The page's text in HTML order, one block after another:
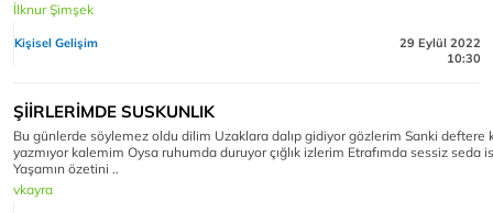
İlknur Şimşek
Kişisel Gelişim
29 Eylül 2022
10:30
ŞİİRLERİMDE SUSKUNLIK
Bu günlerde söylemez oldu dilim Uzaklara dalıp gidiyor gözlerim Sanki deftere
yazmıyor kalemim Oysa ruhumda duruyor çığlık izlerim Etrafımda sessiz seda
Yaşamın özetini ..
vkayra